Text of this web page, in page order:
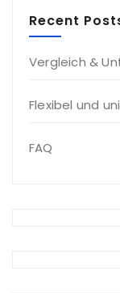
Recent
Vergleich &
Flexibel und
FAQ